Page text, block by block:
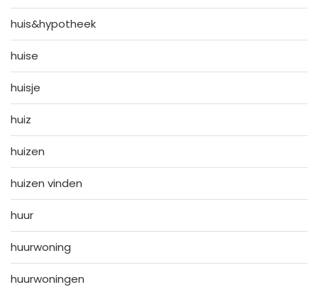
huis&hypotheek
huise
huisje
huiz
huizen
huizen vinden
huur
huurwoning
huurwoningen